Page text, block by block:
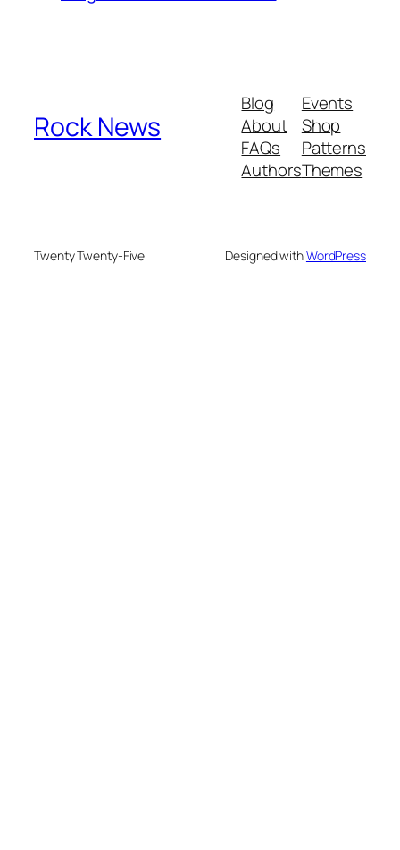
Rock News
Blog
About
FAQs
Authors
Events
Shop
Patterns
Themes
Twenty Twenty-Five Designed withWordPress